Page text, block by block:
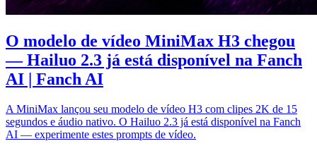
O modelo de vídeo MiniMax H3 chegou
— Hailuo 2.3 já está disponível na Fanch
AI | Fanch AI
A MiniMax lançou seu modelo de vídeo H3 com clipes 2K de 15
segundos e áudio nativo. O Hailuo 2.3 já está disponível na Fanch
AI — experimente estes prompts de vídeo.